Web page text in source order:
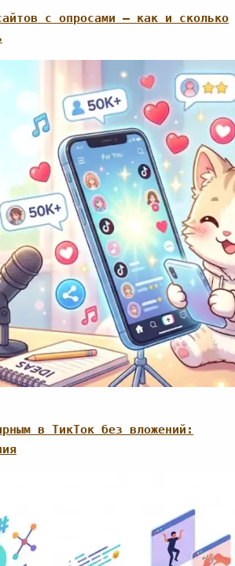
с опросами — как и сколько
в ТикТок без вложений: